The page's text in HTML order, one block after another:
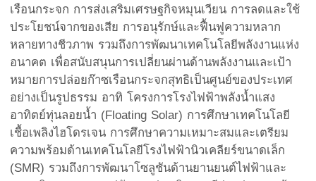
เรือนกระจก การส่งเสริมเศรษฐกิจหมุนเวียน การลดและใช้
ประโยชน์จากของเสีย การอนุรักษ์และฟื้นฟูความหลาก
หลายทางชีวภาพ รวมถึงการพัฒนาเทคโนโลยีพลังงานแห่ง
อนาคต เพื่อสนับสนุนการเปลี่ยนผ่านด้านพลังงานและเป้า
หมายการปล่อยก๊าซเรือนกระจกสุทธิเป็นศูนย์ของประเทศ
อย่างเป็นรูปธรรม อาทิ โครงการโรงไฟฟ้าพลังน้ำแสง
อาทิตย์ทุ่นลอยน้ำ (Floating Solar) การศึกษาเทคโนโลยี
เชื้อเพลิงไฮโดรเจน การศึกษาความเหมาะสมและเตรียม
ความพร้อมด้านเทคโนโลยีโรงไฟฟ้านิวเคลียร์ขนาดเล็ก
(SMR) รวมถึงการพัฒนาโซลูชันด้านยานยนต์ไฟฟ้าและ